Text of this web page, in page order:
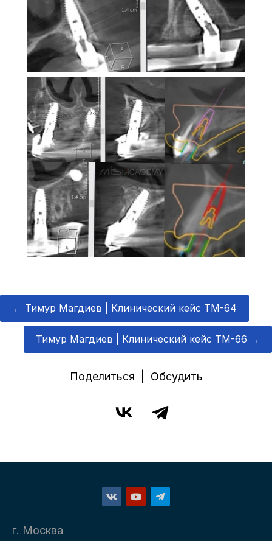
← Тимур Магдиев | Клинический кейс TM-64
Тимур Магдиев | Клинический кейс TM-66 →
Поделиться | Обсудить
г. Москва